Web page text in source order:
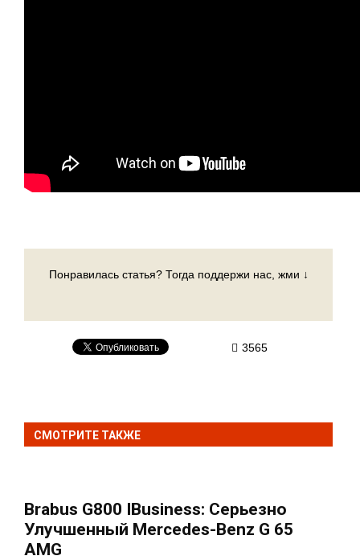
Понравилась статья? Тогда поддержи нас, жми ↓
3565
СМОТРИТЕ ТАКЖЕ
Brabus G800 IBusiness: Серьезно
Улучшенный Mercedes-Benz G 65
AMG